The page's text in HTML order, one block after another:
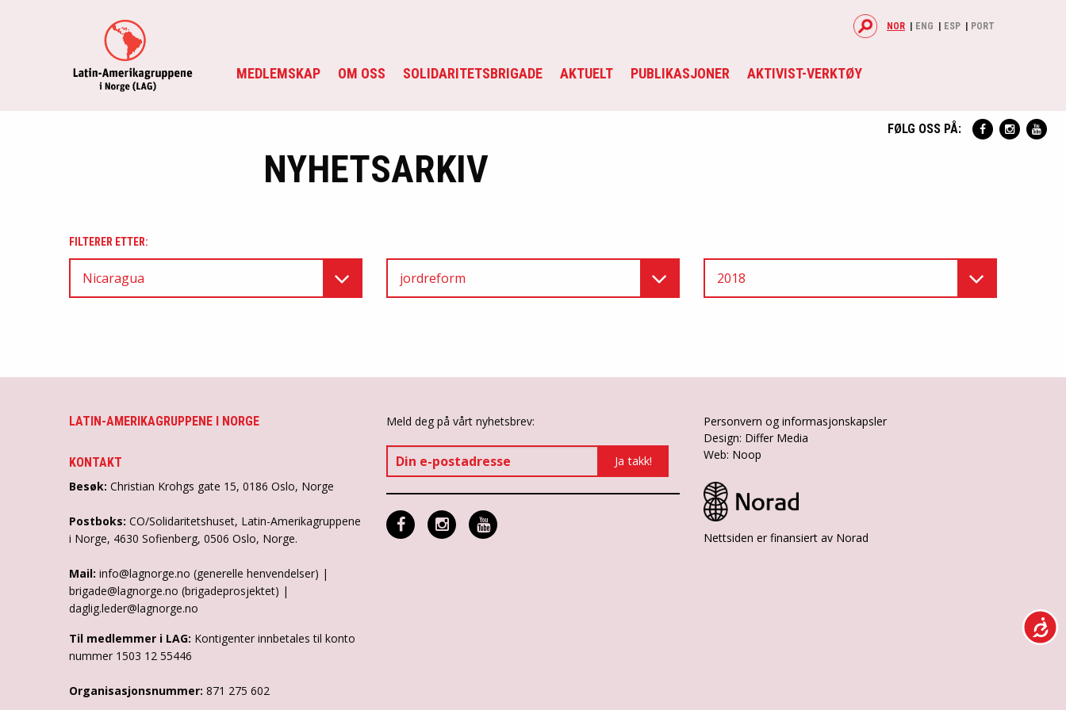
MEDLEMSKAP OM OSS SOLIDARITETSBRIGADE AKTUELT PUBLIKASJONER AKTIVIST-VERKTØY
NOR ENG ESP PORT
FØLG OSS PÅ:
NYHETSARKIV
FILTERER ETTER:
Nicaragua jordreform 2018
LATIN-AMERIKAGRUPPENE I NORGE
KONTAKT
Besøk: Christian Krohgs gate 15, 0186 Oslo, Norge
Postboks: CO/Solidaritetshuset, Latin-Amerikagruppene
i Norge, 4630 Sofienberg, 0506 Oslo, Norge.
Mail: info@lagnorge.no (generelle henvendelser) |
brigade@lagnorge.no (brigadeprosjektet) |
daglig.leder@lagnorge.no
Til medlemmer i LAG: Kontigenter innbetales til konto
nummer 1503 12 55446
Organisasjonsnummer: 871 275 602
Meld deg på vårt nyhetsbrev:
Personvern og informasjonskapsler
Design: Differ Media
Web: Noop
Nettsiden er finansiert av Norad